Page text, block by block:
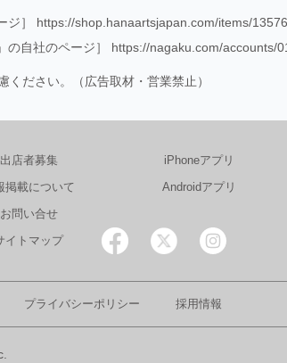
ジ］ https://shop.hanaartsjapan.com/items/
の自社のページ］ https://nagaku.com/accounts/
ださい。（広告取材・営業禁止）
出店者募集
掲載について
お問い合せ
イトマップ
iPhoneアプリ
Androidアプリ
プライバシーポリシー 採用情報